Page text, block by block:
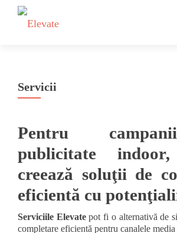
Servicii
Pentru
publicitate indoor,
creează soluţii de
eficientă cu
Serviciile Elevatepot fi o alternativă de
completare eficientă pentru canalele